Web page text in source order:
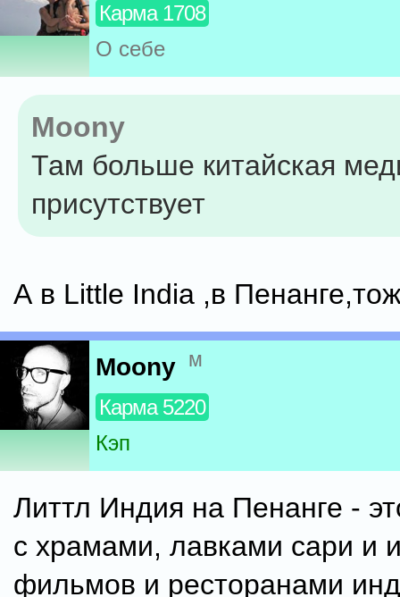
Карма 1708
О себе
Moony
Там больше китайская
присутствует
А в Little India ,в
Moony м
Карма 5220
Кэп
Литтл Индия на Пенанге -
с храмами, лавками сари и
фильмов и ресторанами